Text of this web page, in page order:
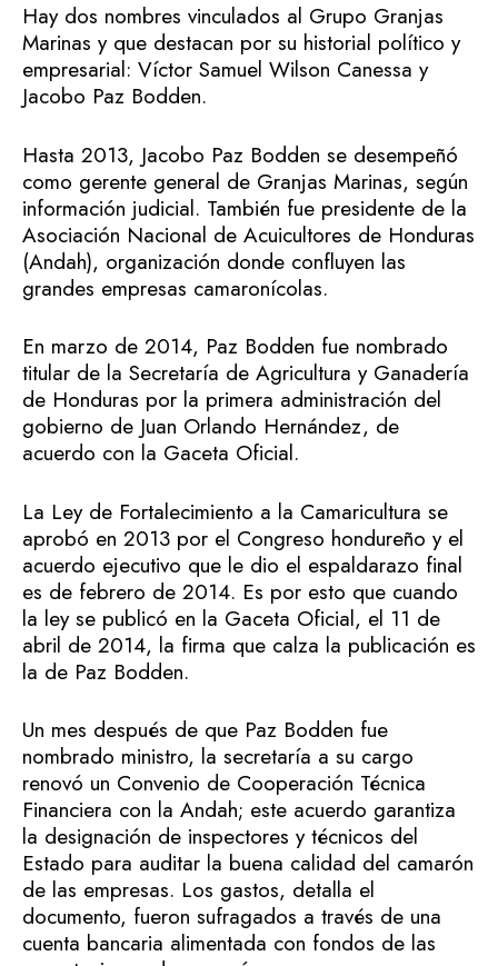
Hay dos nombres vinculados al Grupo Granjas
Marinas y que destacan por su historial político y
empresarial: Víctor Samuel Wilson Canessa y
Jacobo Paz Bodden.
Hasta 2013, Jacobo Paz Bodden se desempeñó
como gerente general de Granjas Marinas, según
información judicial. También fue presidente de la
Asociación Nacional de Acuicultores de Honduras
(Andah), organización donde confluyen las
grandes empresas camaronícolas.
En marzo de 2014, Paz Bodden fue nombrado
titular de la Secretaría de Agricultura y Ganadería
de Honduras por la primera administración del
gobierno de Juan Orlando Hernández, de
acuerdo con la Gaceta Oficial.
La Ley de Fortalecimiento a la Camaricultura se
aprobó en 2013 por el Congreso hondureño y el
acuerdo ejecutivo que le dio el espaldarazo final
es de febrero de 2014. Es por esto que cuando
la ley se publicó en la Gaceta Oficial, el 11 de
abril de 2014, la firma que calza la publicación es
la de Paz Bodden.
Un mes después de que Paz Bodden fue
nombrado ministro, la secretaría a su cargo
renovó un Convenio de Cooperación Técnica
Financiera con la Andah; este acuerdo garantiza
la designación de inspectores y técnicos del
Estado para auditar la buena calidad del camarón
de las empresas. Los gastos, detalla el
documento, fueron sufragados a través de una
cuenta bancaria alimentada con fondos de las